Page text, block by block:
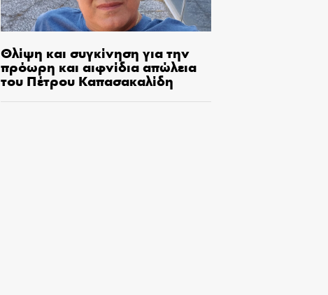
Θλίψη και συγκίνηση για την
πρόωρη και αιφνίδια απώλεια
του Πέτρου Καπασακαλίδη